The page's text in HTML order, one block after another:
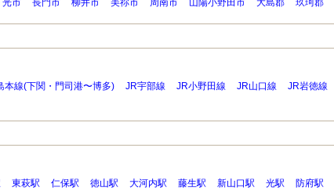
光市 長門市 柳井市 美祢市 周南市 山陽小野田市 大島郡 玖珂郡
本線(下関・門司港〜博多) JR宇部線 JR小野田線 JR山口線 JR岩徳線
東萩駅 仁保駅 徳山駅 大河内駅 藤生駅 新山口駅 光駅 防府駅